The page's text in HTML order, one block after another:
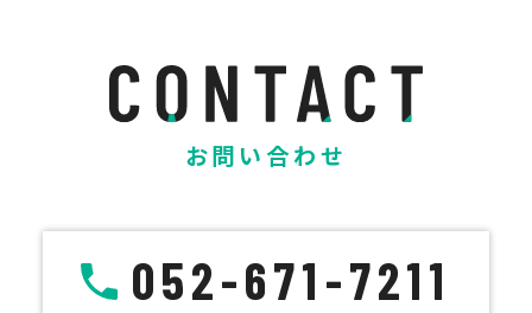
お問い合わせ
052-671-7211